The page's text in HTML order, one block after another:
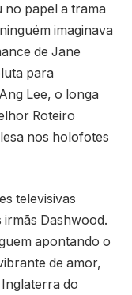
papel a trama
imaginava
de Jane
para
Lee, o longa
Roteiro
nos holofotes
televisivas
Dashwood.
apontando o
de amor,
do